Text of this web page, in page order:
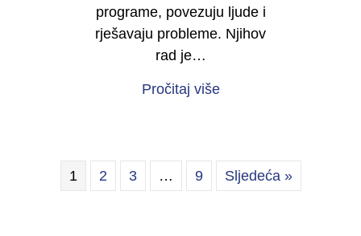
programe, povezuju ljude i
rješavaju probleme. Njihov
rad je…
Pročitaj višeabout Počinje
1 2 3 … 9 Sljedeća »